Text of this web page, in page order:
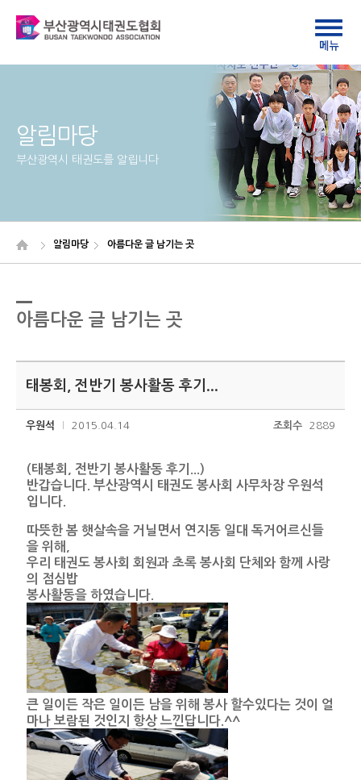
알림마당
부산광역시 태권도를 알립니다
알림마당 아름다운 글 남기는 곳
아름다운 글 남기는 곳
태봉회, 전반기 봉사활동 후기...
우원석 2015.04.14 조회수 2889
(태봉회, 전반기 봉사활동 후기...)
반갑습니다. 부산광역시 태권도 봉사회 사무차장 우원석
입니다.
따뜻한 봄 햇살속을 거닐면서 연지동 일대 독거어르신들
을 위해,
우리 태권도 봉사회 회원과 초록 봉사회 단체와 함께 사랑
의 점심밥
봉사활동을 하였습니다.
큰 일이든 작은 일이든 남을 위해 봉사 할수있다는 것이 얼
마나 보람된 것인지 항상 느낀답니다.^^